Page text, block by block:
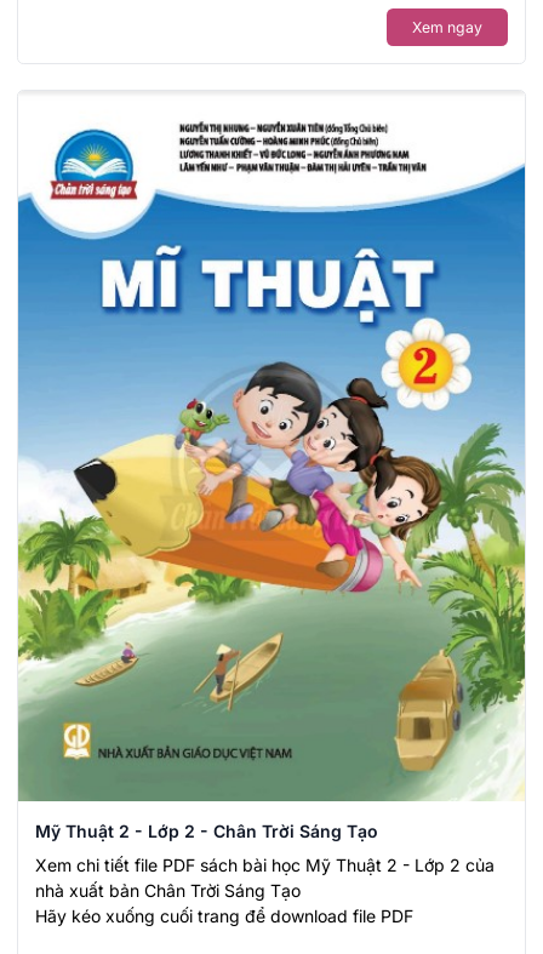
Xem ngay
Mỹ Thuật 2 - Lớp 2 - Chân Trời Sáng Tạo
Xem chi tiết file PDF sách bài học Mỹ Thuật 2 - Lớp 2 của
nhà xuất bản Chân Trời Sáng Tạo
Hãy kéo xuống cuối trang để download file PDF